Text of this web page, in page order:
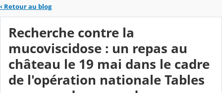
‹ Retour au blog
Recherche contre la
mucoviscidose : un repas au
château le 19 mai dans le cadre
de l'opération nationale Tables